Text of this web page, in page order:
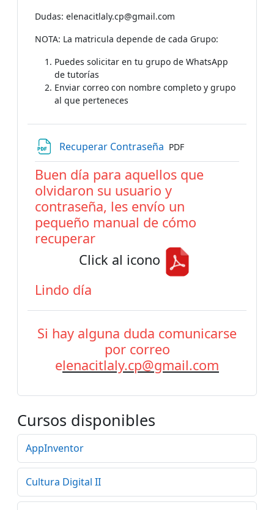
Dudas: elenacitlaly.cp@gmail.com
NOTA: La matricula depende de cada Grupo:
Puedes solicitar en tu grupo de WhatsApp
de tutorías
Enviar correo con nombre completo y grupo
al que perteneces
Recuperar Contraseña Archivo
PDF
Buen día para aquellos que
olvidaron su usuario y
contraseña, les envío un
pequeño manual de cómo
recuperar
Click al icono
Lindo día
Si hay alguna duda comunicarse
por correo
elenacitlaly.cp@gmail.com
Cursos disponibles
AppInventor
Cultura Digital II